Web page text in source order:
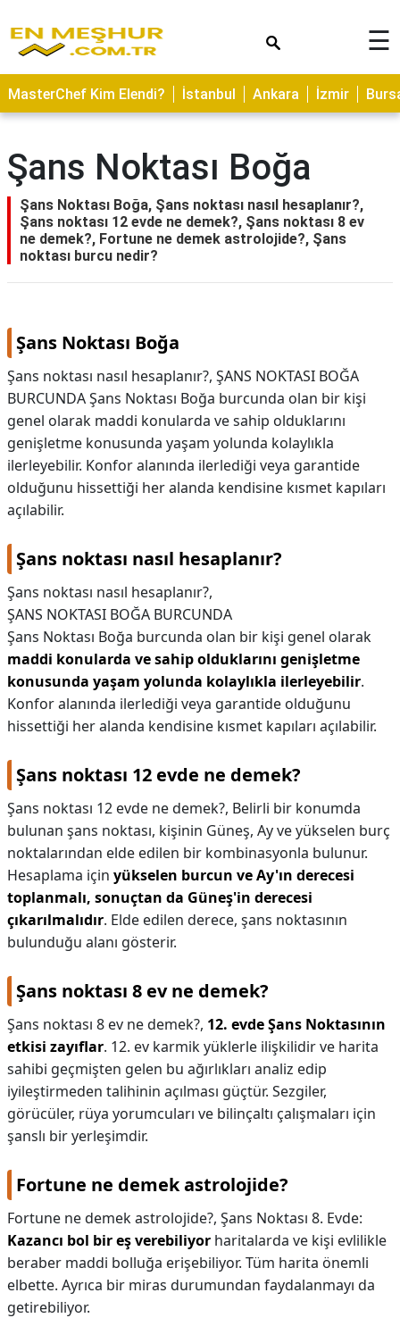
ASTROLOJİ
SAĞLIK
TARİFLERİ
GEZİLECEK
YERLER
CİLT
KAMP
HAMİLELİK
KAPLICALAR
İLETİŞİM
☰
MasterChef Kim Elendi? İstanbul Ankara İzmir
Şans Noktası Boğa
Şans Noktası Boğa, Şans noktası nasıl hesaplanır?,
Şans noktası 12 evde ne demek?, Şans noktası 8 ev
ne demek?, Fortune ne demek astrolojide?, Şans
noktası burcu nedir?
Şans Noktası Boğa
Şans noktası nasıl hesaplanır?, ŞANS NOKTASI BOĞA
BURCUNDA Şans Noktası Boğa burcunda olan bir kişi
genel olarak maddi konularda ve sahip olduklarını
genişletme konusunda yaşam yolunda kolaylıkla
ilerleyebilir. Konfor alanında ilerlediği veya garantide
olduğunu hissettiği her alanda kendisine kısmet kapıları
açılabilir.
Şans noktası nasıl hesaplanır?
Şans noktası nasıl hesaplanır?,
ŞANS NOKTASI BOĞA BURCUNDA
Şans Noktası Boğa burcunda olan bir kişi genel olarak
maddi konularda ve sahip olduklarını genişletme
konusunda yaşam yolunda kolaylıkla ilerleyebilir.
Konfor alanında ilerlediği veya garantide olduğunu
hissettiği her alanda kendisine kısmet kapıları açılabilir.
Şans noktası 12 evde ne demek?
Şans noktası 12 evde ne demek?, Belirli bir konumda
bulunan şans noktası, kişinin Güneş, Ay ve yükselen burç
noktalarından elde edilen bir kombinasyonla bulunur.
Hesaplama için yükselen burcun ve Ay'ın derecesi
toplanmalı, sonuçtan da Güneş'in derecesi
çıkarılmalıdır. Elde edilen derece, şans noktasının
bulunduğu alanı gösterir.
Şans noktası 8 ev ne demek?
Şans noktası 8 ev ne demek?, 12. evde Şans Noktasının
etkisi zayıflar. 12. ev karmik yüklerle ilişkilidir ve harita
sahibi geçmişten gelen bu ağırlıkları analiz edip
iyileştirmeden talihinin açılması güçtür. Sezgiler,
görücüler, rüya yorumcuları ve bilinçaltı çalışmaları için
şanslı bir yerleşimdir.
Fortune ne demek astrolojide?
Fortune ne demek astrolojide?, Şans Noktası 8. Evde:
Kazancı bol bir eş verebiliyor haritalarda ve kişi evlilikle
beraber maddi bolluğa erişebiliyor. Tüm harita önemli
elbette. Ayrıca bir miras durumundan faydalanmayı da
getirebiliyor.